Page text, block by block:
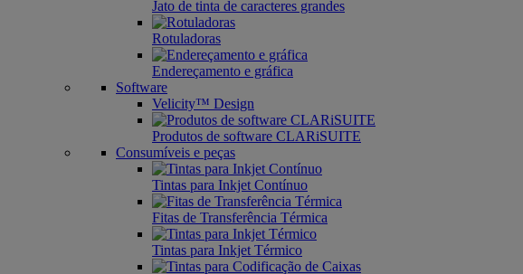
Jato de tinta de caracteres grandes
Rotuladoras
Endereçamento e gráfica
Software
Velicity™ Design
Produtos de software CLARiSUITE
Consumíveis e peças
Tintas para Inkjet Contínuo
Fitas de Transferência Térmica
Tintas para Inkjet Térmico